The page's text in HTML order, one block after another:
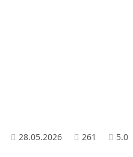
28.05.2026 261 5.0